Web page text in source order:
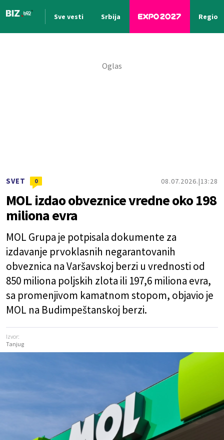
Sve vesti Srbija Region
SVET 0 08.07.2026. 13:28
MOL izdao obveznice vredne oko 198
miliona evra
MOL Grupa je potpisala dokumente za
izdavanje prvoklasnih negarantovanih
obveznica na Varšavskoj berzi u vrednosti od
850 miliona poljskih zlota ili 197,6 miliona evra,
sa promenjivom kamatnom stopom, objavio je
MOL na Budimpeštanskoj berzi.
Izvor:
Tanjug